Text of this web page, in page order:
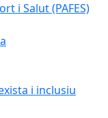
i Salut (PAFES)
i inclusiu